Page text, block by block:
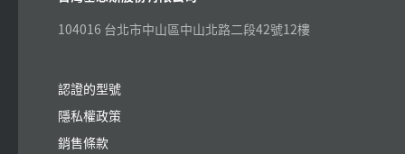
104016 台北市中山區中山北路二段42號12樓
認證的型號
隱私權政策
銷售條款